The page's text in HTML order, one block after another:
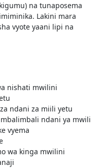
na tunaposema
Lakini mara
vyote yaani lipi na
nishati mwilini
ndani za miili yetu
ndani ya mwili
vyema
wa kinga mwilini